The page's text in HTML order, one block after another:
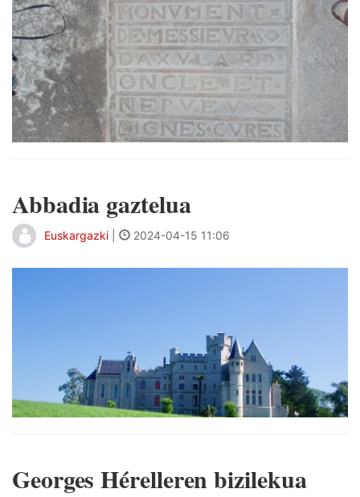
Abbadia gaztelua
Euskargazki 2024-04-15 11:06
Georges Hérelleren bizilekua